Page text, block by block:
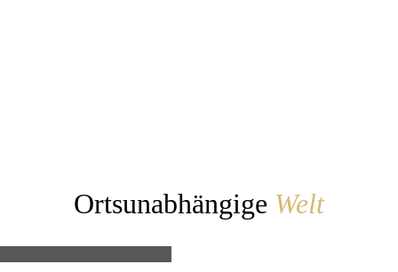
Ortsunabhängige Welt